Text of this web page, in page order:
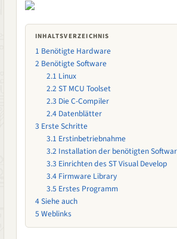
INHALTSVERZEICHNIS
1 Benötigte Hardware
2 Benötigte Software
2.1 Linux
2.2 ST MCU Toolset
2.3 Die C-Compiler
2.4 Datenblätter
3 Erste Schritte
3.1 Erstinbetriebnahme
3.2 Installation der benötigten
3.3 Einrichten des ST Visual Develop
3.4 Firmware Library
3.5 Erstes Programm
4Siehe auch
5 Weblinks